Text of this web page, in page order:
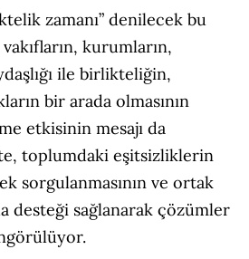
zamanı” denilecek bu
kurumların,
ile birlikteliğin,
bir arada olmasının
etkisinin mesajı da
toplumdaki eşitsizliklerin
sorgulanmasının ve ortak
desteği sağlanarak çözümler